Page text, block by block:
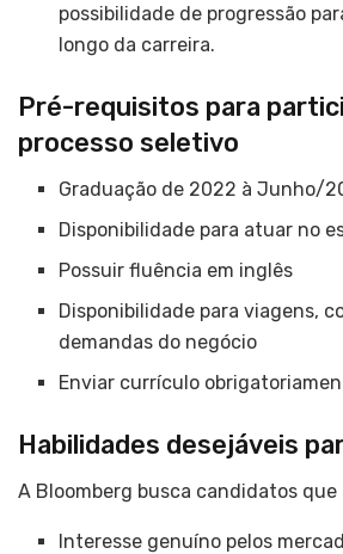
possibilidade de progressão
longo da carreira.
Pré-requisitos para
processo seletivo
Graduação de 2022 à Junho/
Disponibilidade para atuar no
Possuir fluência em inglês
Disponibilidade para viagens,
demandas do negócio
Enviar currículo
Habilidades desejáveis
A Bloomberg busca candidatos que
Interesse genuíno pelos